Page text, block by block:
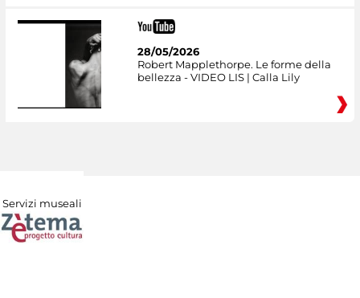
28/05/2026
Robert Mapplethorpe. Le forme della
bellezza - VIDEO LIS | Calla Lily
Servizi museali